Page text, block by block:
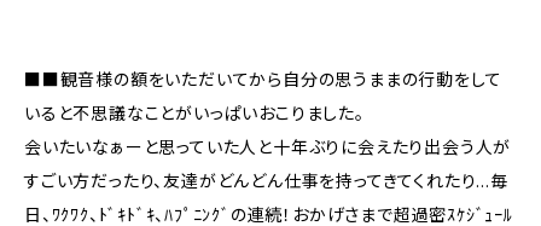
■■観音様の額をいただいてから自分の思うままの行動をして
いると不思議なことがいっぱいおこりました。
会いたいなぁーと思っていた人と十年ぶりに会えたり出会う人が
すごい方だったり、友達がどんどん仕事を持ってきてくれたり…毎
日、ﾜｸﾜｸ、ﾄﾞｷﾄﾞｷ、ﾊﾌﾟﾆﾝｸﾞの連続！おかげさまで超過密ｽｹｼﾞｭｰﾙ